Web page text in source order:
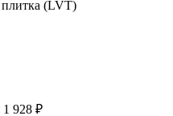
(LVT)
928 ₽